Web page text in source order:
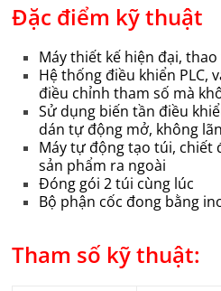
Đặc điểm kỹ thuật
Máy thiết kế hiện đại,
Hệ thống điều khiển PLC,
điều chỉnh tham số mà
Sử dụng biến tần điều
dán tự động mở, không
Máy tự động tạo túi, chiết
sản phẩm ra ngoài
Đóng gói 2 túi cùng lúc
Bộ phận cốc đong bằng
Tham số kỹ thuật: